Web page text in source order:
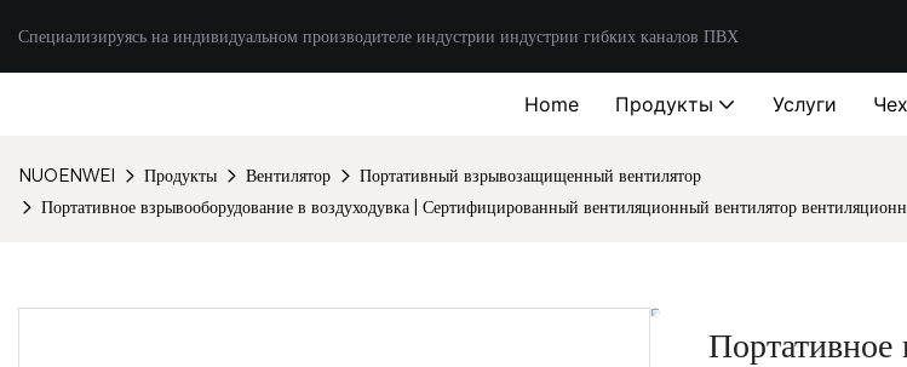
Специализируясь на индивидуальном производителе индустрии индустрии гибких каналов ПВХ
Home Продукты Услуги
NUOENWEI Продукты Вентилятор
Портативный взрывозащищенный вентилятор
Портативное взрывооборудование в воздуходувка | Сертифицированный вентиляционный вентилятор
Портативное